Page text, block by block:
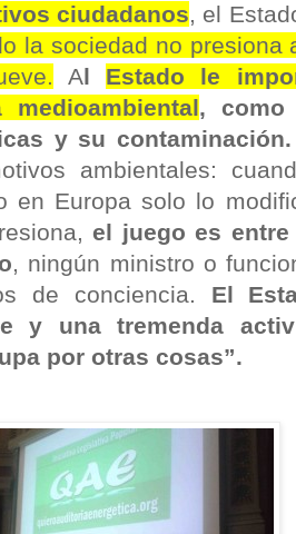
ciudadanos, el
la sociedad no presiona
Al Estado le
medioambiental, como
y su contaminación.
ambientales:
en Europa solo lo
el juego es
, ningún ministro o
de conciencia. El
y una tremenda
por otras cosas”.